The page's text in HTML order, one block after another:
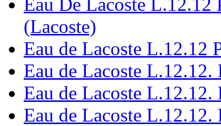
(Lacoste)
Eau de Lacoste L.12.12
Eau de Lacoste
Eau de Lacoste
Eau de Lacoste